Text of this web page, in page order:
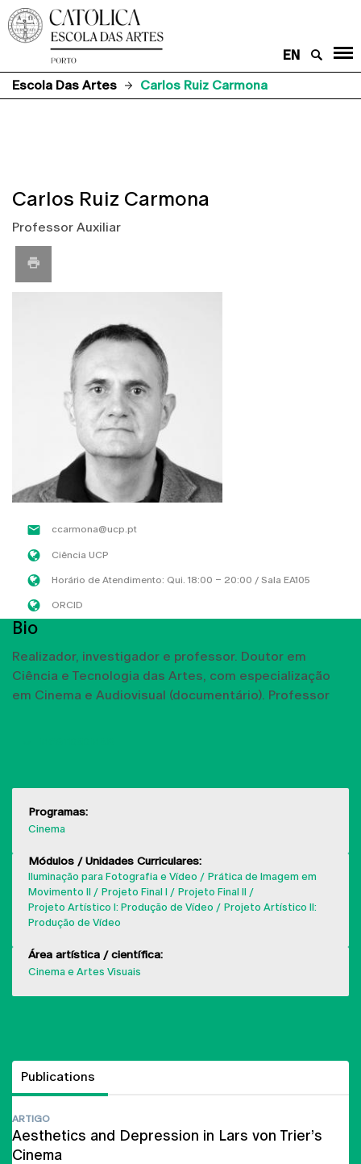
EN
Escola Das Artes
Carlos Ruiz Carmona
Carlos Ruiz Carmona
Professor Auxiliar
ccarmona@ucp.pt
Ciência UCP
Horário de Atendimento: Qui. 18:00 – 20:00 / Sala EA105
ORCID
Bio
Realizador, investigador e professor. Doutor em
Ciência e Tecnologia das Artes, com especialização
em Cinema e Audiovisual (documentário). Professor
Programas:
Cinema
Módulos / Unidades Curriculares:
Iluminação para Fotografia e Vídeo
Prática de Imagem em
Movimento II
Projeto Final I
Projeto Final II
Projeto Artístico I: Produção de Vídeo
Projeto Artístico II:
Produção de Vídeo
Área artística / científica:
Cinema e Artes Visuais
Publications
ARTIGO
Aesthetics and Depression in Lars von Trier’s
Cinema